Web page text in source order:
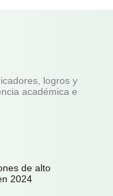
logros y
académica e
de alto
2024